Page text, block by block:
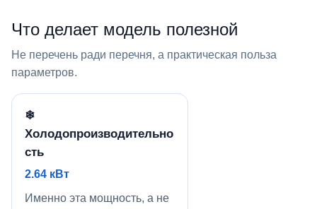
Что делает модель полезной
Не перечень ради перечня, а практическая польза
параметров.
❄
Холодопроизводительно
сть
2.64 кВт
Именно эта мощность, а не